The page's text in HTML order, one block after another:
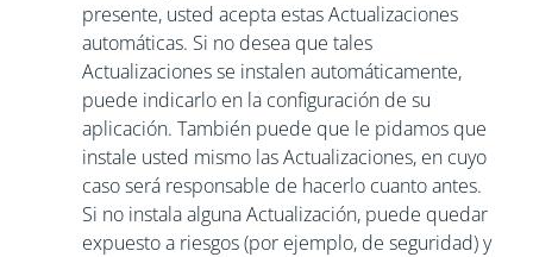
presente, usted acepta estas Actualizaciones
automáticas. Si no desea que tales
Actualizaciones se instalen automáticamente,
puede indicarlo en la configuración de su
aplicación. También puede que le pidamos que
instale usted mismo las Actualizaciones, en cuyo
caso será responsable de hacerlo cuanto antes.
Si no instala alguna Actualización, puede quedar
expuesto a riesgos (por ejemplo, de seguridad) y